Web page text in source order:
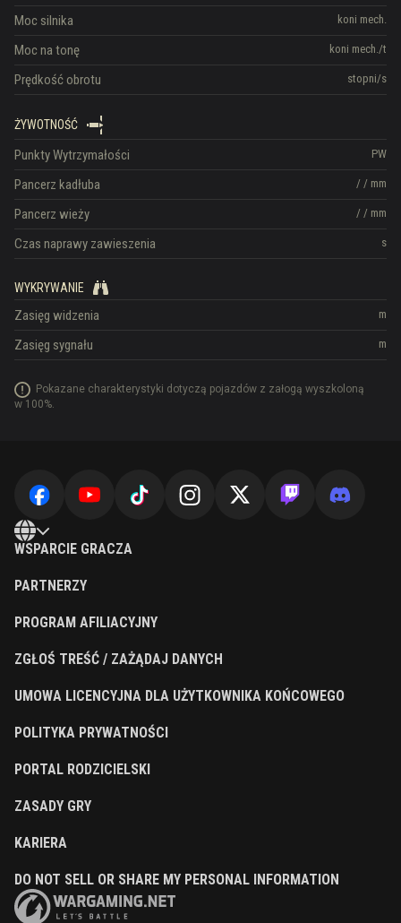
koni mech.
Moc silnika
koni mech./t
Moc na tonę
stopni/s
Prędkość obrotu
ŻYWOTNOŚĆ
PW
Punkty Wytrzymałości
/ / mm
Pancerz kadłuba
/ / mm
Pancerz wieży
s
Czas naprawy zawieszenia
WYKRYWANIE
m
Zasięg widzenia
m
Zasięg sygnału
Pokazane charakterystyki dotyczą pojazdów z załogą wyszkoloną
w 100%.
WSPARCIE GRACZA
PARTNERZY
PROGRAM AFILIACYJNY
ZGŁOŚ TREŚĆ / ZAŻĄDAJ DANYCH
UMOWA LICENCYJNA DLA UŻYTKOWNIKA KOŃCOWEGO
POLITYKA PRYWATNOŚCI
PORTAL RODZICIELSKI
ZASADY GRY
KARIERA
DO NOT SELL OR SHARE MY PERSONAL INFORMATION